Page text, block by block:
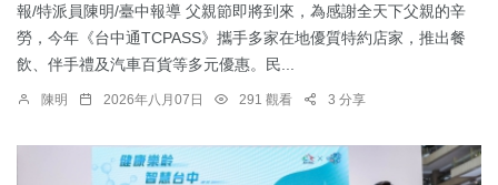
報/特派員陳明/臺中報導 父親節即將到來，為感謝全天下父親的辛
勞，今年《台中通TCPASS》攜手多家在地優質特約店家，推出餐
飲、伴手禮及汽車百貨等多元優惠。民...
陳明 2026年八月07日 291 觀看 3 分享